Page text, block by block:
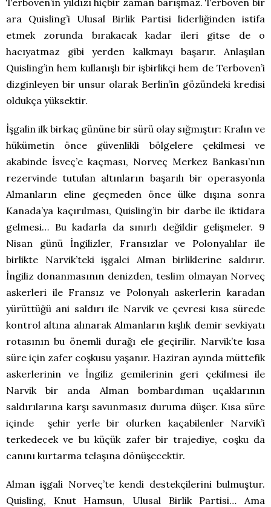
ara Quisling’i Ulusal Birlik Partisi liderliğinden istifa
etmek zorunda bırakacak kadar ileri gitse de o
hacıyatmaz gibi yerden kalkmayı başarır. Anlaşılan
Quisling’in hem kullanışlı bir işbirlikçi hem de Terboven’i
dizginleyen bir unsur olarak Berlin’in gözündeki kredisi
oldukça yüksektir.
İşgalin ilk birkaç gününe bir sürü olay sığmıştır: Kralın ve
hükümetin önce güvenlikli bölgelere çekilmesi ve
akabinde İsveç’e kaçması, Norveç Merkez Bankası’nın
rezervinde tutulan altınların başarılı bir operasyonla
Almanların eline geçmeden önce ülke dışına sonra
Kanada’ya kaçırılması, Quisling’in bir darbe ile iktidara
gelmesi… Bu kadarla da sınırlı değildir gelişmeler. 9
Nisan günü İngilizler, Fransızlar ve Polonyalılar ile
birlikte Narvik’teki işgalci Alman birliklerine saldırır.
İngiliz donanmasının denizden, teslim olmayan Norveç
askerleri ile Fransız ve Polonyalı askerlerin karadan
yürüttüğü ani saldırı ile Narvik ve çevresi kısa sürede
kontrol altına alınarak Almanların kışlık demir sevkiyatı
rotasının bu önemli durağı ele geçirilir. Narvik’te kısa
süre için zafer coşkusu yaşanır. Haziran ayında müttefik
askerlerinin ve İngiliz gemilerinin geri çekilmesi ile
Narvik bir anda Alman bombardıman uçaklarının
saldırılarına karşı savunmasız duruma düşer. Kısa süre
içinde şehir yerle bir olurken kaçabilenler Narvik’i
terkedecek ve bu küçük zafer bir trajediye, coşku da
canını kurtarma telaşına dönüşecektir.
Alman işgali Norveç’te kendi destekçilerini bulmuştur.
Quisling, Knut Hamsun, Ulusal Birlik Partisi… Ama